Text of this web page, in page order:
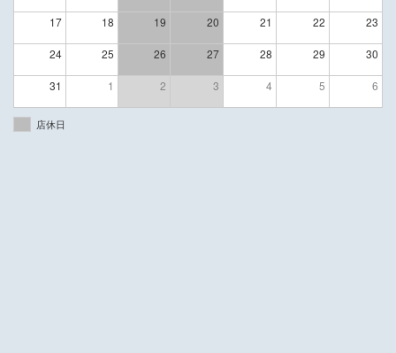
17 18 19 20 21 22 23
24 25 26 27 28 29 30
31 1 2 3 4 5 6
店休日